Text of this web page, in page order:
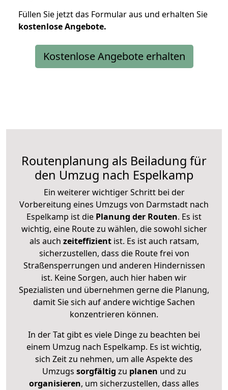
Füllen Sie jetzt das Formular aus und erhalten Sie
kostenloseAngebote.
Kostenlose Angebote erhalten
Routenplanung als Beiladung für
den Umzug nach Espelkamp
Ein weiterer wichtiger Schritt bei der
Vorbereitung eines Umzugs von Darmstadt nach
Espelkamp ist die Planung der Routen. Es ist
wichtig, eine Route zu wählen, die sowohl sicher
als auch zeiteffizientist. Es ist auch ratsam,
sicherzustellen, dass die Route frei von
Straßensperrungen und anderen Hindernissen
ist. Keine Sorgen, auch hier haben wir
Spezialisten und übernehmen gerne die Planung,
damit Sie sich auf andere wichtige Sachen
konzentrieren können.
In der Tat gibt es viele Dinge zu beachten bei
einem Umzug nach Espelkamp. Es ist wichtig,
sich Zeit zu nehmen, um alle Aspekte des
Umzugs sorgfältig zu planen und zu
organisieren, um sicherzustellen, dass alles